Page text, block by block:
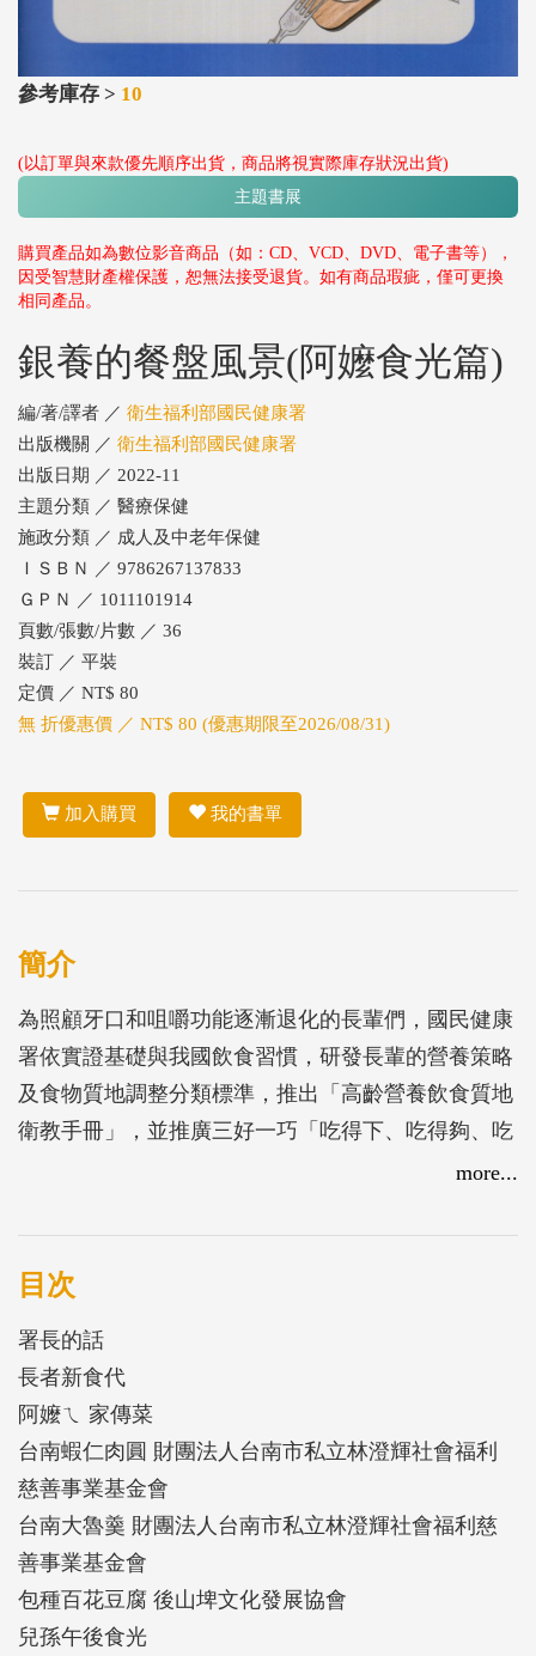
參考庫存 > 10
(以訂單與來款優先順序出貨，商品將視實際庫存狀況出貨)
主題書展
購買產品如為數位影音商品（如：CD、VCD、DVD、電子書等），
因受智慧財產權保護，恕無法接受退貨。如有商品瑕疵，僅可更換
相同產品。
銀養的餐盤風景(阿嬤食光篇)
編/著/譯者 ／ 衛生福利部國民健康署
出版機關 ／ 衛生福利部國民健康署
出版日期 ／ 2022-11
主題分類 ／ 醫療保健
施政分類 ／ 成人及中老年保健
ＩＳＢＮ ／ 9786267137833
ＧＰＮ ／ 1011101914
頁數/張數/片數 ／ 36
裝訂 ／ 平裝
定價 ／ NT$ 80
無 折優惠價 ／ NT$ 80 (優惠期限至2026/08/31)
加入購買 我的書單
簡介
為照顧牙口和咀嚼功能逐漸退化的長輩們，國民健康
署依實證基礎與我國飲食習慣，研發長輩的營養策略
及食物質地調整分類標準，推出「高齡營養飲食質地
衛教手冊」，並推廣三好一巧「吃得下、吃得夠、吃
得對、吃得巧」高齡飲食觀念，只要運用質地調整飲
材的軟硬度及適口性，就可以製備適合長輩的餐食，
本次製作「銀養的餐盤風景」呈現輔導供餐據點、小
多元的餐食選擇，亦期望帶動國內餐飲產業，一起建
構高齡飲食友善環境和商機。
more...
目次
署長的話
長者新食代
阿嬤ㄟ 家傳菜
台南蝦仁肉圓 財團法人台南市私立林澄輝社會福利
慈善事業基金會
台南大魯羹 財團法人台南市私立林澄輝社會福利慈
善事業基金會
包種百花豆腐 後山埤文化發展協會
兒孫午後食光